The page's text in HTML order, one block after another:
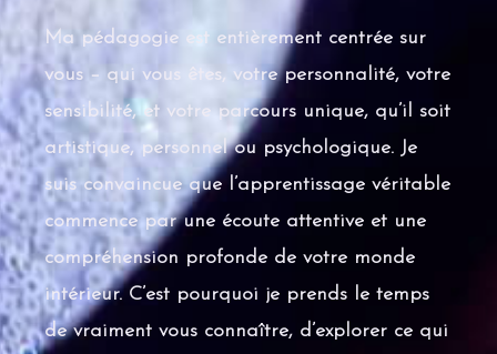
Ma pédagogie est entièrement centrée sur
vous – qui vous êtes, votre personnalité, votre
sensibilité, et votre parcours unique, qu’il soit
artistique, personnel ou psychologique. Je
suis convaincue que l’apprentissage véritable
commence par une écoute attentive et une
compréhension profonde de votre monde
intérieur. C’est pourquoi je prends le temps
de vraiment vous connaître, d’explorer ce qui